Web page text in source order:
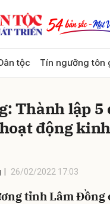
tộc Tín ngưỡng tôn
Thành lập 5
động
26/02/2022 17:03
tỉnh Lâm Đồng